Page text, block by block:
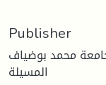
Publisher
جامعة محمد بوضياف
المسيلة